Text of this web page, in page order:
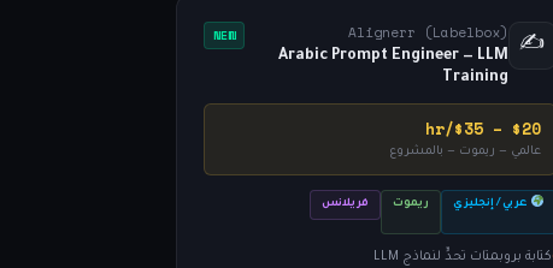
✍️
Alignerr (Labelbox)
Arabic Prompt Engineer — LLM
Training
NEW
$20 – $35/hr
عالمي — ريموت — بالمشروع
عربي / إنجليزي ريموت فريلانس
كتابة بروبمتات تحدٍّ لنماذج LLM